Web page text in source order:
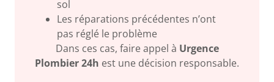
sol
Les réparations précédentes n’ont
pas réglé le problème
Dans ces cas, faire appel à Urgence
Plombier 24h est une décision responsable.